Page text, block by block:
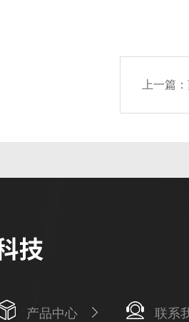
上一篇：
产品中心 联系